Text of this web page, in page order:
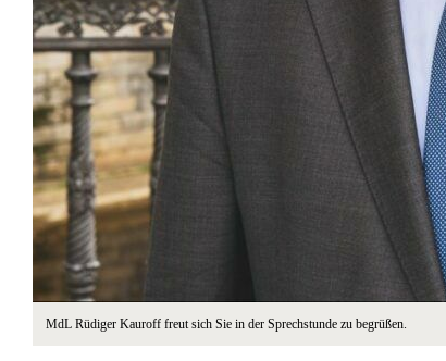
MdL Rüdiger Kauroff freut sich Sie in der Sprechstunde zu begrüßen.